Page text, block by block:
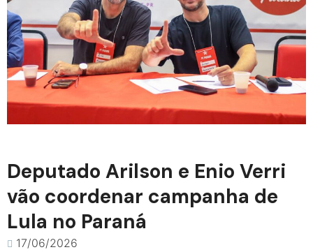
Deputado Arilson e Enio Verri
vão coordenar campanha de
Lula no Paraná
17/06/2026